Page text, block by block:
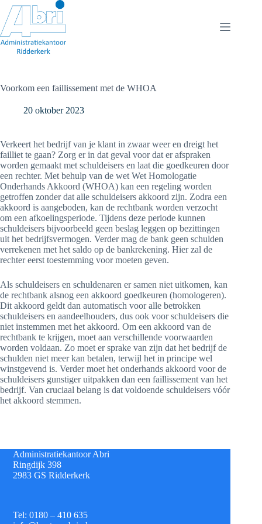
naar
de
inhoud
Voorkom een faillissement met de WHOA
20 oktober 2023
Verkeert het bedrijf van je klant in zwaar weer en dreigt het
failliet te gaan? Zorg er in dat geval voor dat er afspraken
worden gemaakt met schuldeisers en laat die goedkeuren door
een rechter. Met behulp van de wet Wet Homologatie
Onderhands Akkoord (WHOA) kan een regeling worden
getroffen zonder dat alle schuldeisers akkoord zijn. Zodra een
akkoord is aangeboden, kan de rechtbank worden verzocht
om een afkoelingsperiode. Tijdens deze periode kunnen
schuldeisers bijvoorbeeld geen beslag leggen op bezittingen
uit het bedrijfsvermogen. Verder mag de bank geen schulden
verrekenen met het saldo op de bankrekening. Hier zal de
rechter eerst toestemming voor moeten geven.
Als schuldeisers en schuldenaren er samen niet uitkomen, kan
de rechtbank alsnog een akkoord goedkeuren (homologeren).
Dit akkoord geldt dan automatisch voor alle betrokken
schuldeisers en aandeelhouders, dus ook voor schuldeisers die
niet instemmen met het akkoord. Om een akkoord van de
rechtbank te krijgen, moet aan verschillende voorwaarden
worden voldaan. Zo moet er sprake van zijn dat het bedrijf de
schulden niet meer kan betalen, terwijl het in principe wel
winstgevend is. Verder moet het onderhands akkoord voor de
schuldeisers gunstiger uitpakken dan een faillissement van het
bedrijf. Van cruciaal belang is dat voldoende schuldeisers vóór
het akkoord stemmen.
Administratiekantoor Abri
Ringdijk 398
2983 GS Ridderkerk
Tel: 0180 – 410 635